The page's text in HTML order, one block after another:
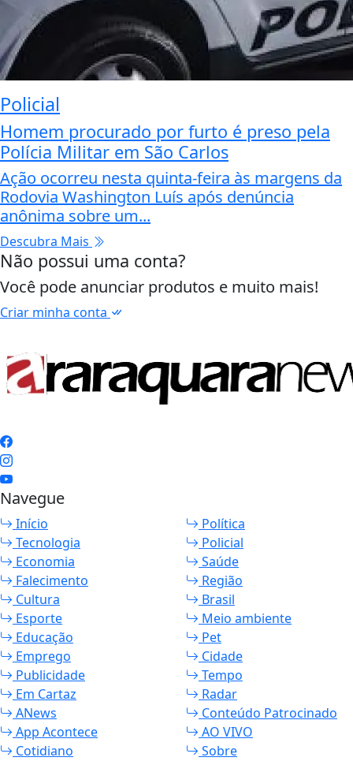
Policial
Homem procurado por furto é preso pela
Polícia Militar em São Carlos
Ação ocorreu nesta quinta-feira às margens da
Rodovia Washington Luís após denúncia
anônima sobre um...
Descubra Mais
Não possui uma conta?
Você pode anunciar produtos e muito mais!
Criar minha conta
Navegue
Início
Política
Tecnologia
Policial
Economia
Saúde
Falecimento
Região
Cultura
Brasil
Esporte
Meio ambiente
Educação
Pet
Emprego
Cidade
Publicidade
Tempo
Em Cartaz
Radar
ANews
Conteúdo Patrocinado
App Acontece
AO VIVO
Cotidiano
Sobre